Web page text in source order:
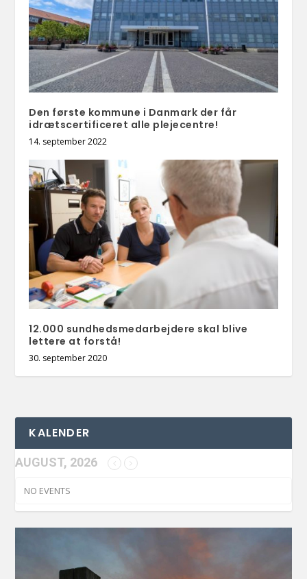
Den første kommune i Danmark der får
idrætscertificeret alle plejecentre!
14. september 2022
12.000 sundhedsmedarbejdere skal blive
lettere at forstå!
30. september 2020
KALENDER
AUGUST, 2026
NO EVENTS